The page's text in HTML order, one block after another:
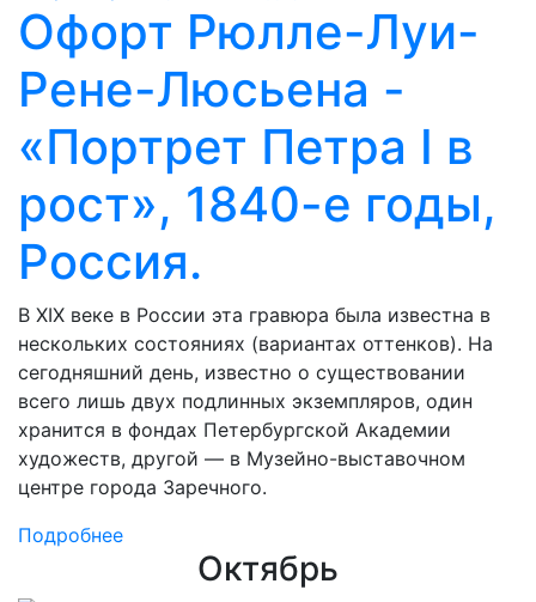
Офорт Рюлле-Луи-
Рене-Люсьена -
«Портрет Петра I в
рост», 1840-е годы,
Россия.
В XIX веке в России эта гравюра была известна в
нескольких состояниях (вариантах оттенков). На
сегодняшний день, известно о существовании
всего лишь двух подлинных экземпляров, один
хранится в фондах Петербургской Академии
художеств, другой — в Музейно-выставочном
центре города Заречного.
Подробнее
Октябрь